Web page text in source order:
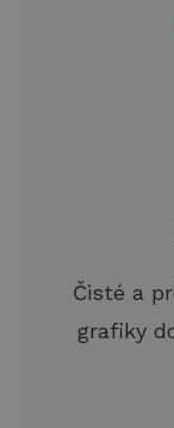
Čisté a
grafiky